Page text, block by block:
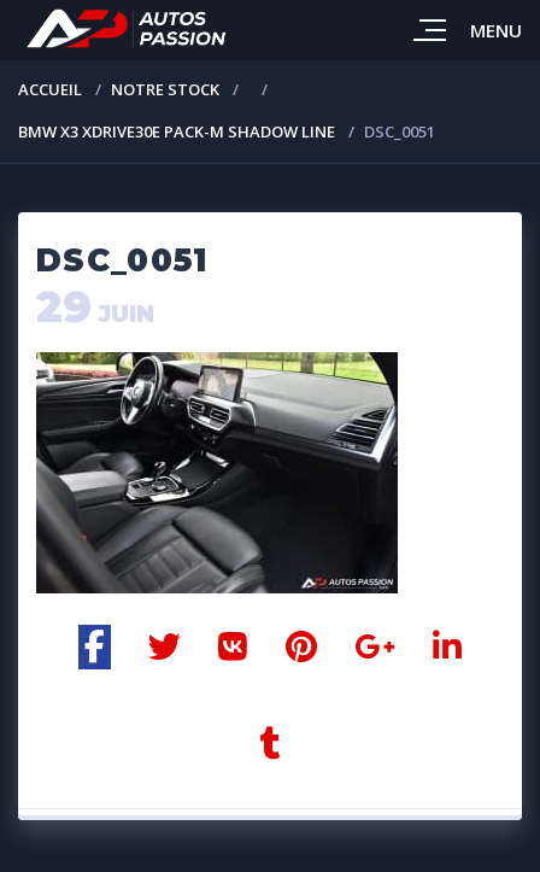
MENU
ACCUEIL
NOTRE STOCK
BMW X3 XDRIVE30E PACK-M SHADOW LINE
DSC_0051
DSC_0051
29 JUIN